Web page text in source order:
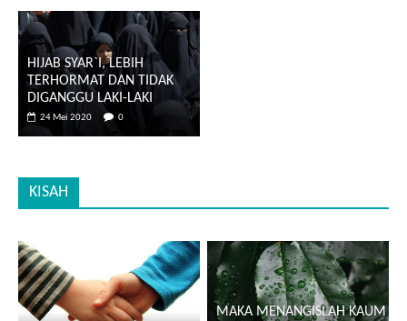
HIJAB SYAR`I, LEBIH
TERHORMAT DAN TIDAK
DIGANGGU LAKI-LAKI
24 Mei 2020 0
KISAH
MAKA MENANGISLAH KAUM